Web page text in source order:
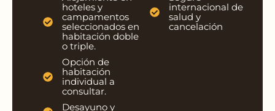
hoteles y
campamentos
seleccionados en
habitación doble
o triple.
Opción de
habitación
individual a
consultar.
Desayuno y
internacional de
salud y
cancelación